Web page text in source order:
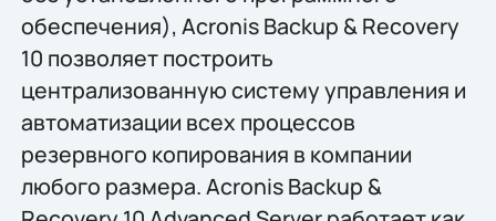
обеспечения), Acronis Backup & Recovery
10 позволяет построить
централизованную систему управления и
автоматизации всех процессов
резервного копирования в компании
любого размера. Acronis Backup &